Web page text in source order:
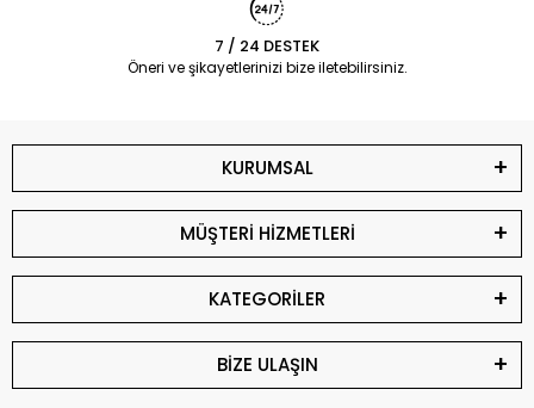
7 / 24 DESTEK
Öneri ve şikayetlerinizi bize iletebilirsiniz.
KURUMSAL
MÜŞTERİ HİZMETLERİ
KATEGORİLER
BİZE ULAŞIN